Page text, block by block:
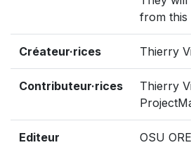
from this
Créateur·rices Thierry
Contributeur·rices
Thierry
Editeur OSU